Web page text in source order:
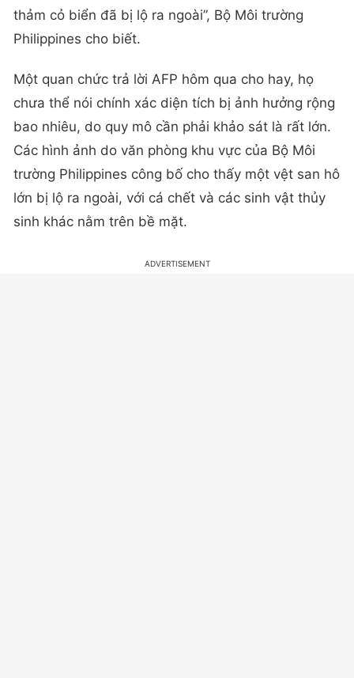
thảm cỏ biển đã bị lộ ra ngoài”, Bộ Môi trường
Philippines cho biết.
Một quan chức trả lời AFP hôm qua cho hay, họ
chưa thể nói chính xác diện tích bị ảnh hưởng rộng
bao nhiêu, do quy mô cần phải khảo sát là rất lớn.
Các hình ảnh do văn phòng khu vực của Bộ Môi
trường Philippines công bố cho thấy một vệt san hô
lớn bị lộ ra ngoài, với cá chết và các sinh vật thủy
sinh khác nằm trên bề mặt.